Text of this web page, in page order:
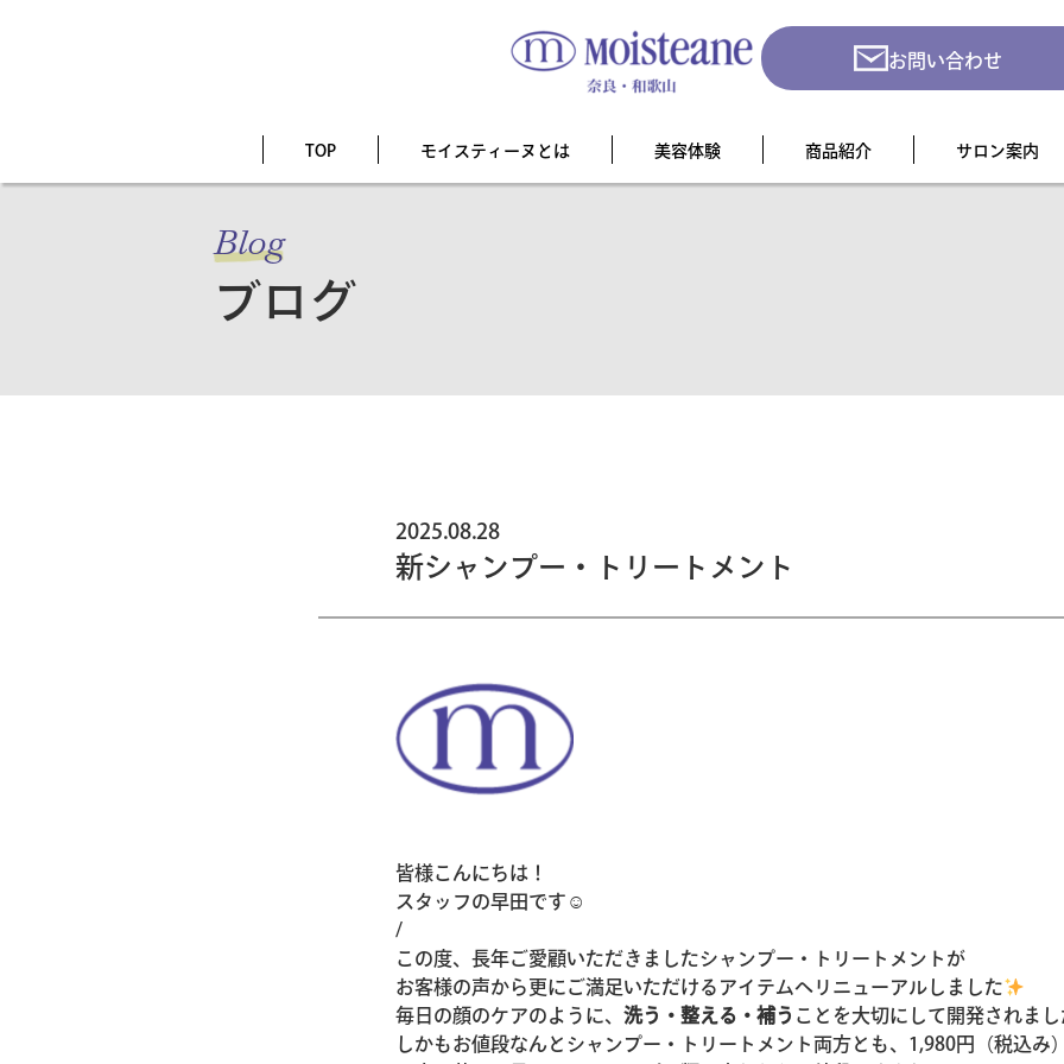
お問い合わせ
TOP モイスティーヌとは 美容体験 商品紹介 サロン案内
Blog
ブログ
2025.08.28
新シャンプー・トリートメント
皆様こんにちは！
スタッフの早田です☺
/
この度、長年ご愛顧いただきましたシャンプー・トリートメントが
お客様の声から更にご満足いただけるアイテムへリニューアルしました
毎日の顔のケアのように、 洗う・整える・補う ことを大切にして開発されま
しかもお値段なんとシャンプー・トリートメント両方とも、1,980円（税込み